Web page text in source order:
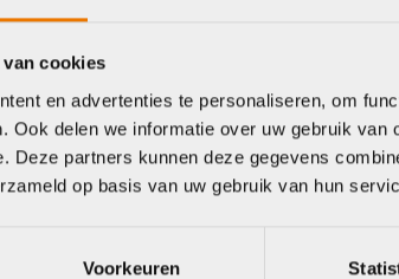
cookies
en advertenties te personaliseren, om
Ook delen we informatie over uw gebruik
Deze partners kunnen deze gegevens
op basis van uw gebruik van hun
Voorkeuren
Gratis